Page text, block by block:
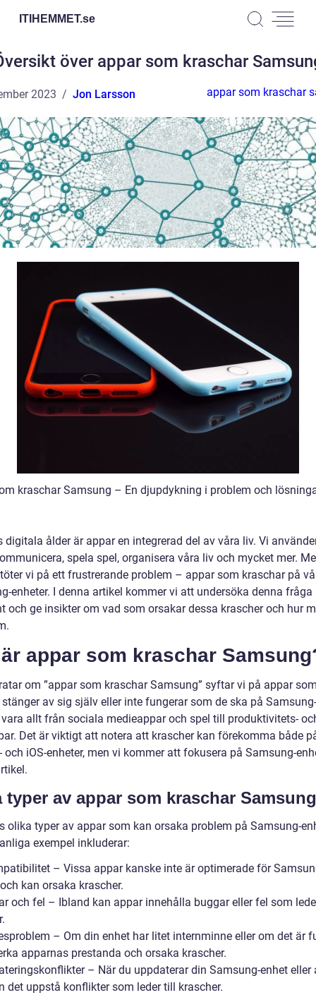
ITIHEMMET.se
över appar som kraschar
2023 Jon Larsson appar som kraschar
kraschar Samsung – En djupdykning i problem och
digitala ålder är appar en integrerad del av våra liv. Vi
spela spel, organisera våra liv och mycket mer.
vi på ett frustrerande problem – appar som kraschar på
enheter. I denna artikel kommer vi att undersöka denna fråga
och ge insikter om vad som orsakar dessa krascher och hur
appar som kraschar
om ”appar som kraschar Samsung” syftar vi på appar
av sig själv eller inte fungerar som de ska på
allt från sociala medieappar och spel till produktivitets-
Det är viktigt att notera att krascher kan förekomma både
och iOS-enheter, men vi kommer att fokusera på Samsung-
typer av appar som kraschar Samsung
olika typer av appar som kan orsaka problem på Samsung-
exempel inkluderar:
– Vissa appar kanske inte är optimerade för
kan orsaka krascher.
och fel – Ibland kan appar innehålla buggar eller fel som
– Om din enhet har litet internminne eller om det är
apparnas prestanda och orsaka krascher.
– När du uppdaterar din Samsung-enhet eller
det uppstå konflikter som leder till krascher.